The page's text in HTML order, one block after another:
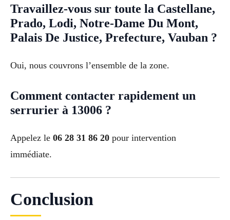
Travaillez-vous sur toute la Castellane,
Prado, Lodi, Notre-Dame Du Mont,
Palais De Justice, Prefecture, Vauban ?
Oui, nous couvrons l’ensemble de la zone.
Comment contacter rapidement un
serrurier à 13006 ?
Appelez le 06 28 31 86 20 pour intervention
immédiate.
Conclusion